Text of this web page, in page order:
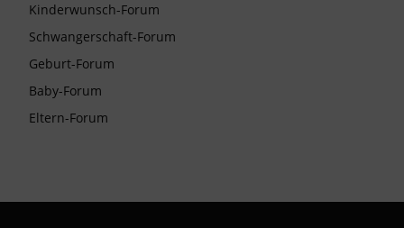
Kinderwunsch-Forum
Schwangerschaft-Forum
Geburt-Forum
Baby-Forum
Eltern-Forum